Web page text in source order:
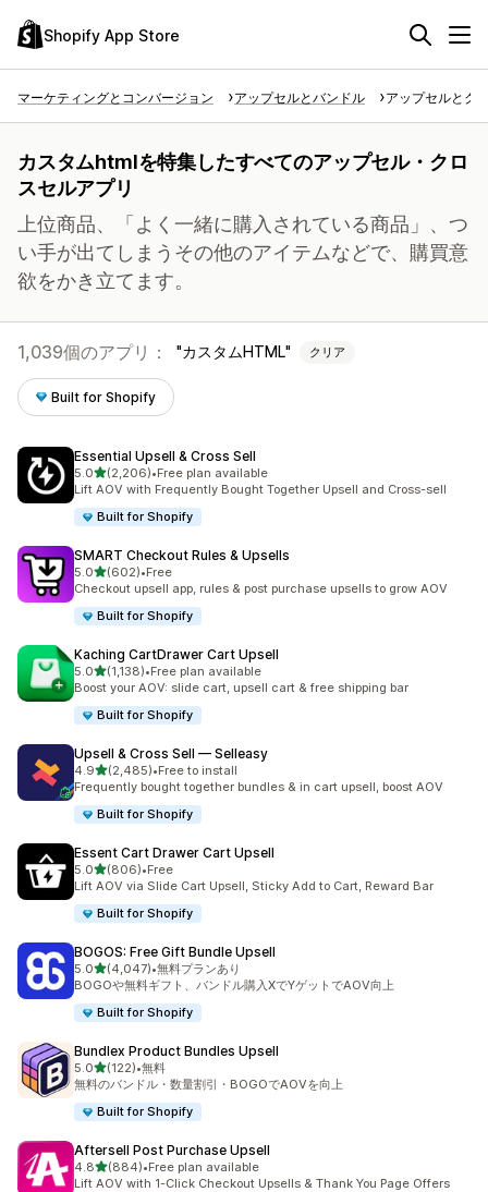
Shopify App Store
マーケティングとコンバージョン アップセルとバンドル アップセルとク
カスタムhtmlを特集したすべてのアップセル・クロ
スセルアプリ
上位商品、「よく一緒に購入されている商品」、つ
い手が出てしまうその他のアイテムなどで、購買意
欲をかき立てます。
1,039個のアプリ： カスタムHTML クリア
Built for Shopify
Essential Upsell & Cross Sell
5.05つ星中
(2,206)
合計レビュー数：2206件
•Free plan available
Lift AOV with Frequently Bought Together Upsell and Cross-sell
Built for Shopify
SMART Checkout Rules & Upsells
5.05つ星中
(602)
合計レビュー数：602件
•Free
Checkout upsell app, rules & post purchase upsells to grow AOV
Built for Shopify
Kaching CartDrawer Cart Upsell
5.05つ星中
(1,138)
合計レビュー数：1138件
•Free plan available
Boost your AOV: slide cart, upsell cart & free shipping bar
Built for Shopify
Upsell & Cross Sell — Selleasy
4.95つ星中
(2,485)
合計レビュー数：2485件
•Free to install
Frequently bought together bundles & in cart upsell, boost AOV
Built for Shopify
Essent Cart Drawer Cart Upsell
5.05つ星中
(806)
合計レビュー数：806件
•Free
Lift AOV via Slide Cart Upsell, Sticky Add to Cart, Reward Bar
Built for Shopify
BOGOS: Free Gift Bundle Upsell
5.05つ星中
(4,047)
合計レビュー数：4047件
•無料プランあり
BOGOや無料ギフト、バンドル購入XでYゲットでAOV向上
Built for Shopify
Bundlex Product Bundles Upsell
5.05つ星中
(122)
合計レビュー数：122件
•無料
無料のバンドル・数量割引・BOGOでAOVを向上
Built for Shopify
Aftersell Post Purchase Upsell
4.85つ星中
(884)
合計レビュー数：884件
•Free plan available
Lift AOV with 1-Click Checkout Upsells & Thank You Page Offers